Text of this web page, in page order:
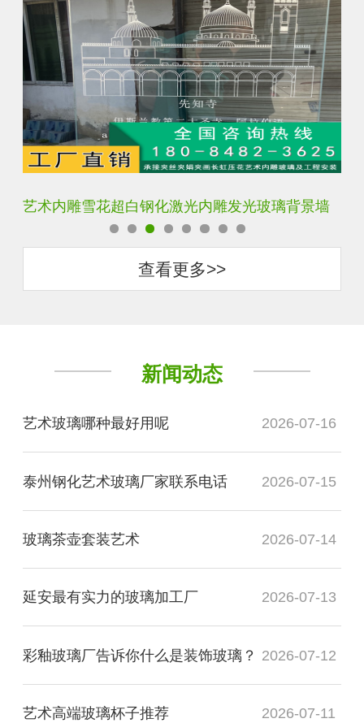
艺术内雕雪花超白钢化激光内雕发光玻璃背景墙
查看更多>>
新闻动态
艺术玻璃哪种最好用呢 2026-07-16
泰州钢化艺术玻璃厂家联系电话 2026-07-15
玻璃茶壶套装艺术 2026-07-14
延安最有实力的玻璃加工厂 2026-07-13
彩釉玻璃厂告诉你什么是装饰玻璃？ 2026-07-12
艺术高端玻璃杯子推荐 2026-07-11